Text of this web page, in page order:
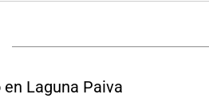
Laguna Paiva